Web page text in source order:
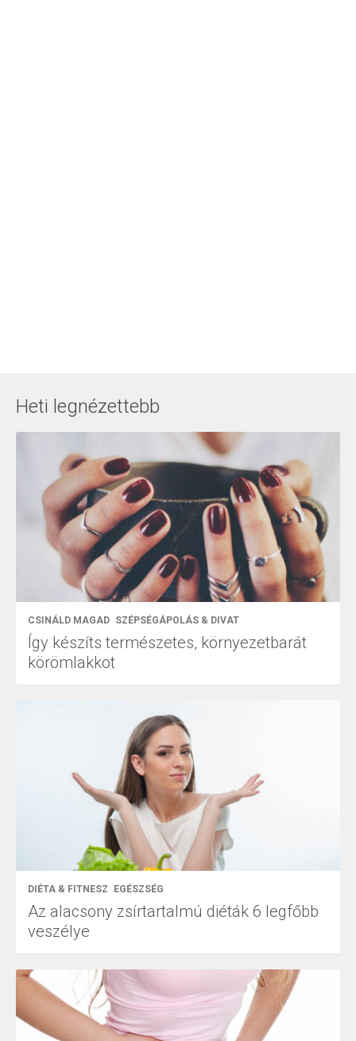
Heti legnézettebb
CSINÁLD MAGAD SZÉPSÉGÁPOLÁS & DIVAT
Így készíts természetes, környezetbarát
körömlakkot
DIÉTA & FITNESZ EGÉSZSÉG
Az alacsony zsírtartalmú diéták 6 legfőbb
veszélye